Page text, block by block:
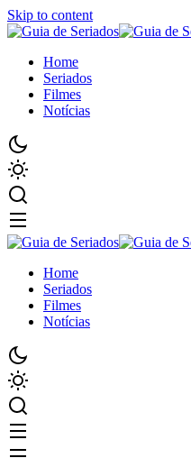
Skip to content
Home
Seriados
Filmes
Notícias
Home
Seriados
Filmes
Notícias